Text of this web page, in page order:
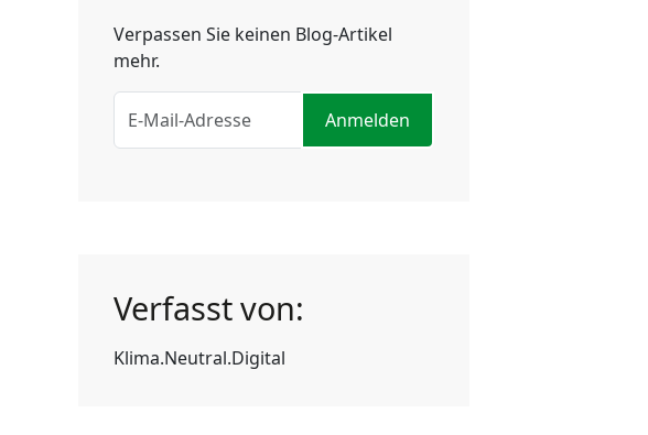
Verpassen Sie keinen Blog-Artikel
mehr.
Anmelden
Verfasst von:
Klima.Neutral.Digital